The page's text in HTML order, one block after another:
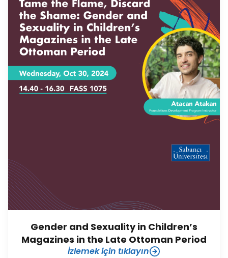
Gender and Sexuality in Children’s
Magazines in the Late Ottoman Period
İzlemek için tıklayın